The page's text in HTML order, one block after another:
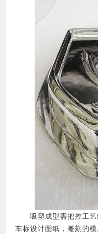
吸塑成型需把控工艺
车标设计图纸，雕刻的